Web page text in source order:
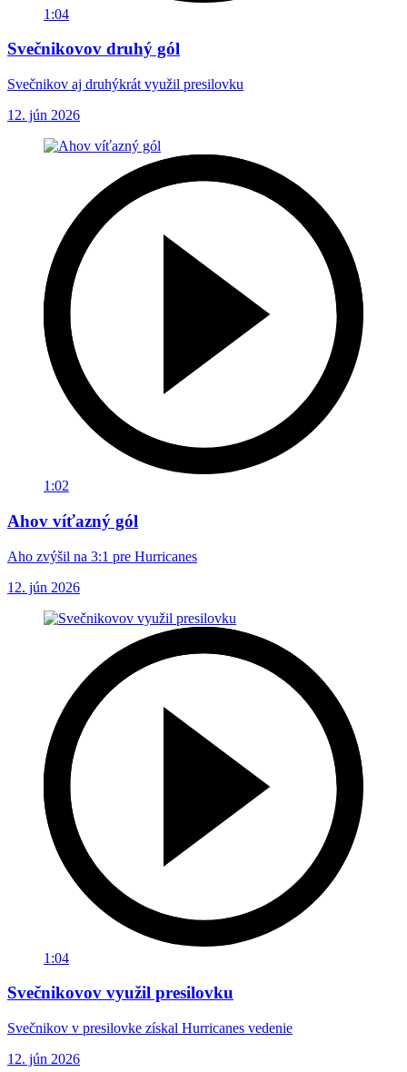
1:04
Svečnikovov druhý gól
Svečnikov aj druhýkrát využil presilovku
12. jún 2026
1:02
Ahov víťazný gól
Aho zvýšil na 3:1 pre Hurricanes
12. jún 2026
1:04
Svečnikovov využil presilovku
Svečnikov v presilovke získal Hurricanes vedenie
12. jún 2026